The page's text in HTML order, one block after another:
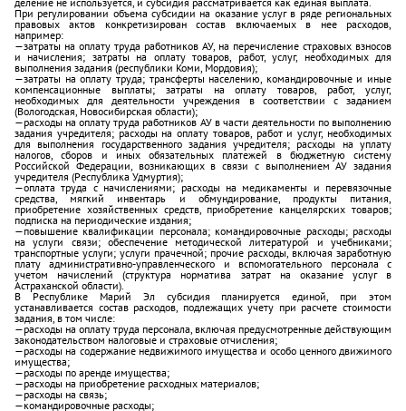
При регулировании объема субсидии на оказание услуг в ряде региональных
правовых актов конкретизирован состав включаемых в нее расходов,
например:
—затраты на оплату труда работников АУ, на перечисление страховых взносов
и начисления; затраты на оплату товаров, работ, услуг, необходимых для
выполнения задания (республики Коми, Мордовия);
—затраты на оплату труда; трансферты населению, командировочные и иные
компенсационные выплаты; затраты на оплату товаров, работ, услуг,
необходимых для деятельности учреждения в соответствии с заданием
(Вологодская, Новосибирская области);
—расходы на оплату труда работников АУ в части деятельности по выполнению
задания учредителя; расходы на оплату товаров, работ и услуг, необходимых
для выполнения государственного задания учредителя; расходы на уплату
налогов, сборов и иных обязательных платежей в бюджетную систему
Российской Федерации, возникающих в связи с выполнением АУ задания
учредителя (Республика Удмуртия);
—оплата труда с начислениями; расходы на медикаменты и перевязочные
средства, мягкий инвентарь и обмундирование, продукты питания,
приобретение хозяйственных средств, приобретение канцелярских товаров;
подписка на периодические издания;
—повышение квалификации персонала; командировочные расходы; расходы
на услуги связи; обеспечение методической литературой и учебниками;
транспортные услуги; услуги прачечной; прочие расходы, включая заработную
плату административно-управленческого и вспомогательного персонала с
учетом начислений (структура норматива затрат на оказание услуг в
Астраханской области).
В Республике Марий Эл субсидия планируется единой, при этом
устанавливается состав расходов, подлежащих учету при расчете стоимости
задания, в том числе:
—расходы на оплату труда персонала, включая предусмотренные действующим
законодательством налоговые и страховые отчисления;
—расходы на содержание недвижимого имущества и особо ценного движимого
имущества;
—расходы по аренде имущества;
—расходы на приобретение расход­ных материалов;
—расходы на связь;
—командировочные расходы;